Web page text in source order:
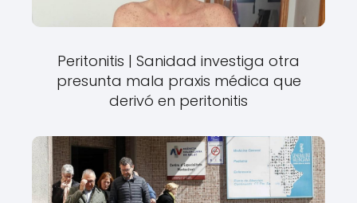
Peritonitis | Sanidad investiga otra
presunta mala praxis médica que
derivó en peritonitis